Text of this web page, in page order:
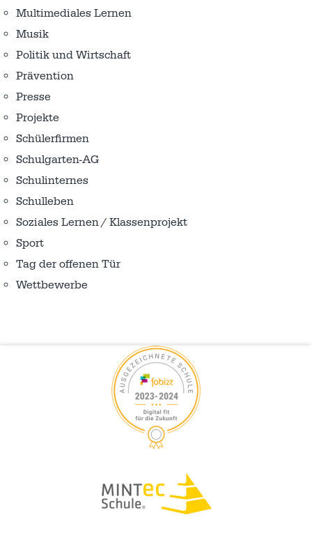
Multimediales Lernen
Musik
Politik und Wirtschaft
Prävention
Presse
Projekte
Schülerfirmen
Schulgarten-AG
Schulinternes
Schulleben
Soziales Lernen / Klassenprojekt
Sport
Tag der offenen Tür
Wettbewerbe